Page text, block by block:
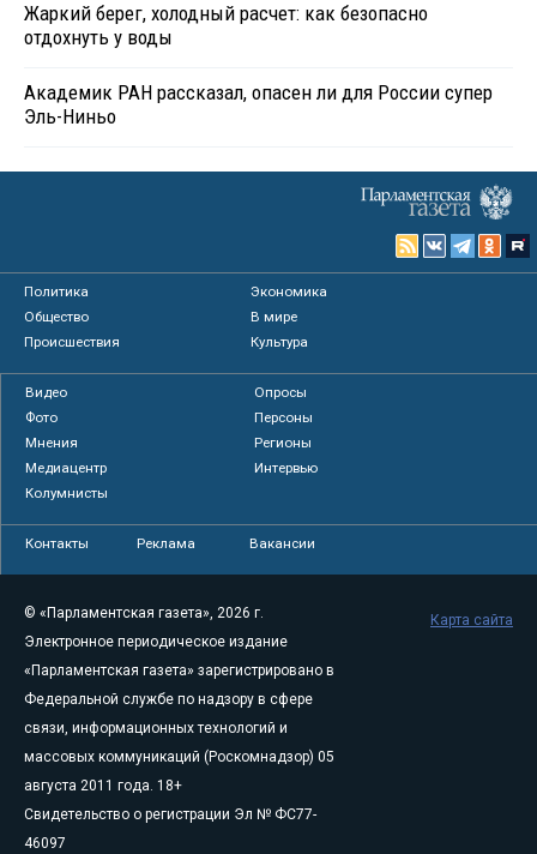
Жаркий берег, холодный расчет: как безопасно
отдохнуть у воды
Академик РАН рассказал, опасен ли для России супер
Эль-Ниньо
Политика
Экономика
Общество
В мире
Происшествия
Культура
Видео
Опросы
Фото
Персоны
Мнения
Регионы
Медиацентр
Интервью
Колумнисты
Контакты Реклама Вакансии
© «Парламентская газета», 2026 г.
Электронное периодическое издание
«Парламентская газета» зарегистрировано в
Федеральной службе по надзору в сфере
связи, информационных технологий и
массовых коммуникаций (Роскомнадзор) 05
августа 2011 года. 18+
Свидетельство о регистрации Эл № ФС77-
46097
Карта сайта